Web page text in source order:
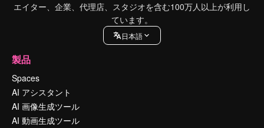
エイター、企業、代理店、スタジオを含む100万人以上が利用し
ています。
日本語
製品
Spaces
AI アシスタント
AI 画像生成ツール
AI 動画生成ツール